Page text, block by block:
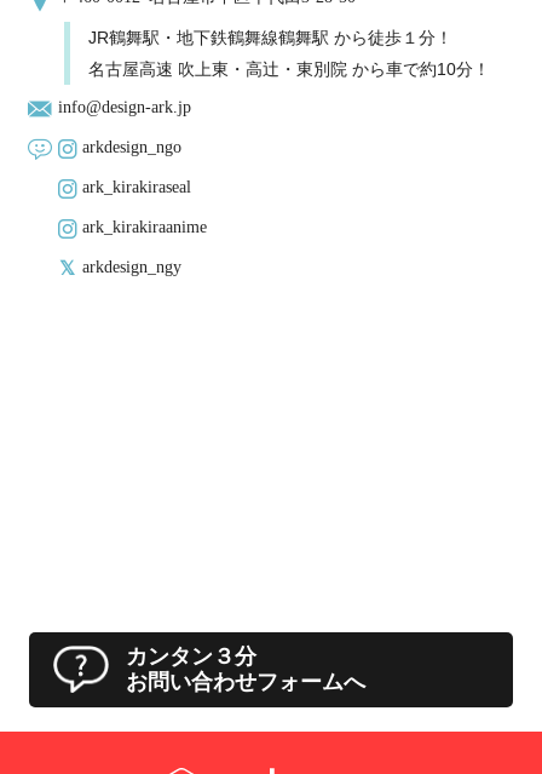
JR鶴舞駅・地下鉄鶴舞線鶴舞駅 から徒歩１分！
名古屋高速 吹上東・高辻・東別院 から車で約10分！
info@design-ark.jp
arkdesign_ngo
ark_kirakiraseal
ark_kirakiraanime
arkdesign_ngy
カンタン３分
お問い合わせフォームへ